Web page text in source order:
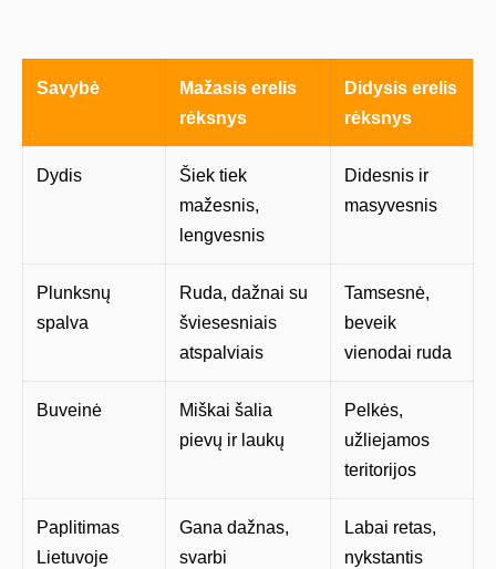
Savybė
Mažasis erelis
rėksnys
Didysis erelis
rėksnys
Dydis
Šiek tiek
mažesnis,
lengvesnis
Didesnis ir
masyvesnis
Plunksnų
spalva
Ruda, dažnai su
šviesesniais
atspalviais
Tamsesnė,
beveik
vienodai ruda
Buveinė
Miškai šalia
pievų ir laukų
Pelkės,
užliejamos
teritorijos
Paplitimas
Lietuvoje
Gana dažnas,
svarbi
Labai retas,
nykstantis